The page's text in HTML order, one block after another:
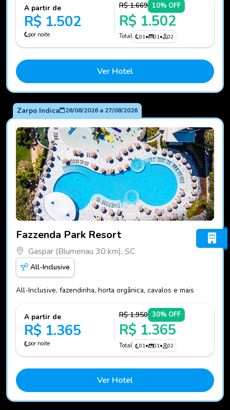
A partir de
R$ 1.502
por noite
R$ 1.669 10% OFF
R$ 1.502
Total 01• 01• 02
Ver Hotel
Zarpo Indica 26/08/2026a 27/08/2026
Fazzenda Park Resort
Gaspar (Blumenau 30 km), SC
All-Inclusive
All-Inclusive, fazendinha, horta orgânica, cavalos e mais
A partir de
R$ 1.365
por noite
R$ 1.950 30% OFF
R$ 1.365
Total 01• 01• 02
Ver Hotel